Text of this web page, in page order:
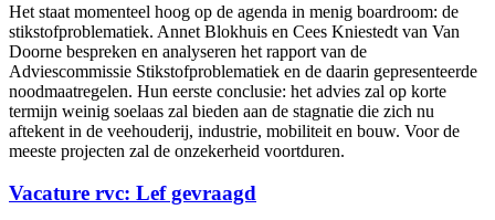
Het staat momenteel hoog op de agenda in menig boardroom: de
stikstofproblematiek. Annet Blokhuis en Cees Kniestedt van Van
Doorne bespreken en analyseren het rapport van de
Adviescommissie Stikstofproblematiek en de daarin gepresenteerde
noodmaatregelen. Hun eerste conclusie: het advies zal op korte
termijn weinig soelaas zal bieden aan de stagnatie die zich nu
aftekent in de veehouderij, industrie, mobiliteit en bouw. Voor de
meeste projecten zal de onzekerheid voortduren.
Vacature rvc: Lef gevraagd